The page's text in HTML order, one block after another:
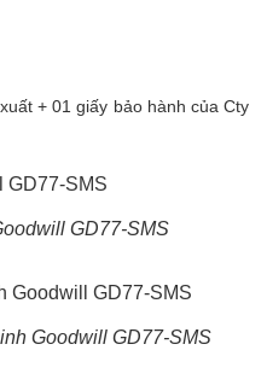
+ 01 giấy bảo hành của Cty
GD77-SMS
Goodwill GD77-SMS